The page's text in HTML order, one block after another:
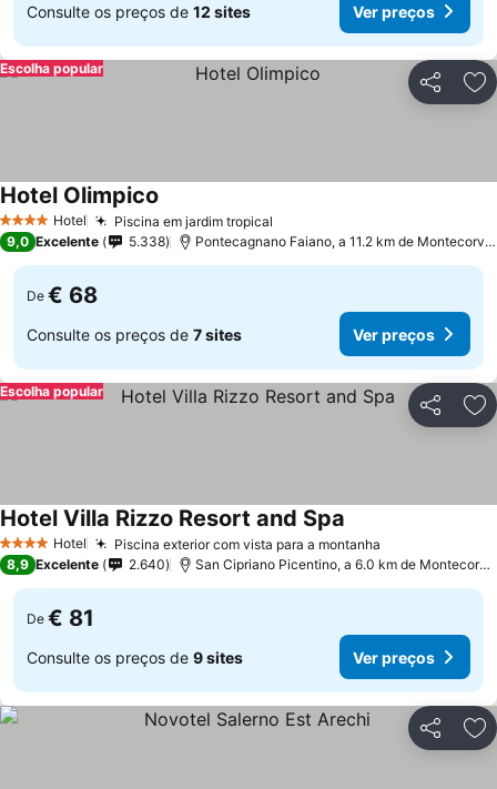
Consulte os preços de 12 sites Ver preços
Partilhar
Escolha popular
4 EstrelasHotel Piscina em jardim tropical
Hotel Olimpico
9,0 Excelente 5.338 Pontecagnano Faiano, a 11.2 km de
De € 68
Consulte os preços de 7 sites Ver preços
Partilhar
Escolha popular
4 EstrelasHotel Piscina exterior com vista para a montanha
Hotel Villa Rizzo Resort and Spa
8,9 Excelente 2.640 San Cipriano Picentino, a 6.0 km de
De € 81
Consulte os preços de 9 sites Ver preços
Partilhar